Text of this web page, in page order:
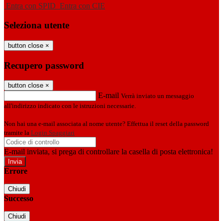
Entra con SPID Entra con CIE
Seleziona utente
button close ×
Recupero password
button close ×
E-mail Verrà inviato un messaggio
all'indirizzo indicato con le istruzioni necessarie.
Non hai una e-mail associata al nome utente? Effettua il reset della password
tramite la Login Spaggiari
E-mail inviata, si prega di controllare la casella di posta elettronica!
Errore
Chiudi
Successo
Chiudi